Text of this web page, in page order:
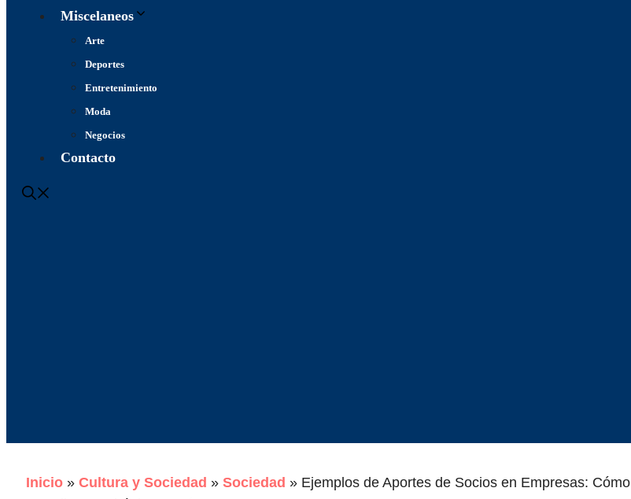
Miscelaneos
Arte
Deportes
Entretenimiento
Moda
Negocios
Contacto
Inicio » Cultura y Sociedad » Sociedad » Ejemplos de Aportes de Socios en Empresas: Cómo